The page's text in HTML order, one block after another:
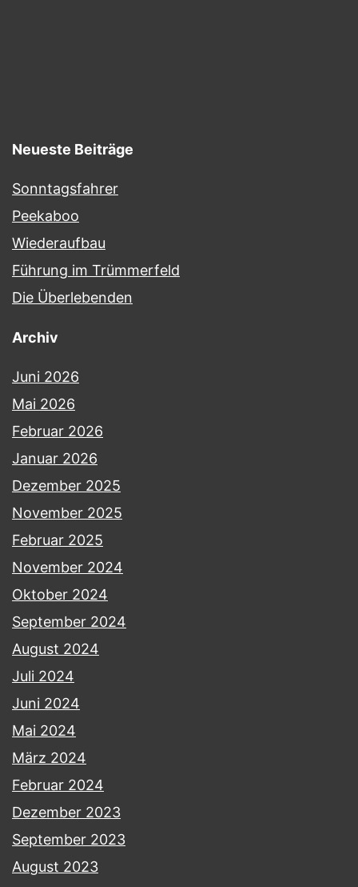
Neueste Beiträge
Sonntagsfahrer
Peekaboo
Wiederaufbau
Führung im Trümmerfeld
Die Überlebenden
Archiv
Juni 2026
Mai 2026
Februar 2026
Januar 2026
Dezember 2025
November 2025
Februar 2025
November 2024
Oktober 2024
September 2024
August 2024
Juli 2024
Juni 2024
Mai 2024
März 2024
Februar 2024
Dezember 2023
September 2023
August 2023